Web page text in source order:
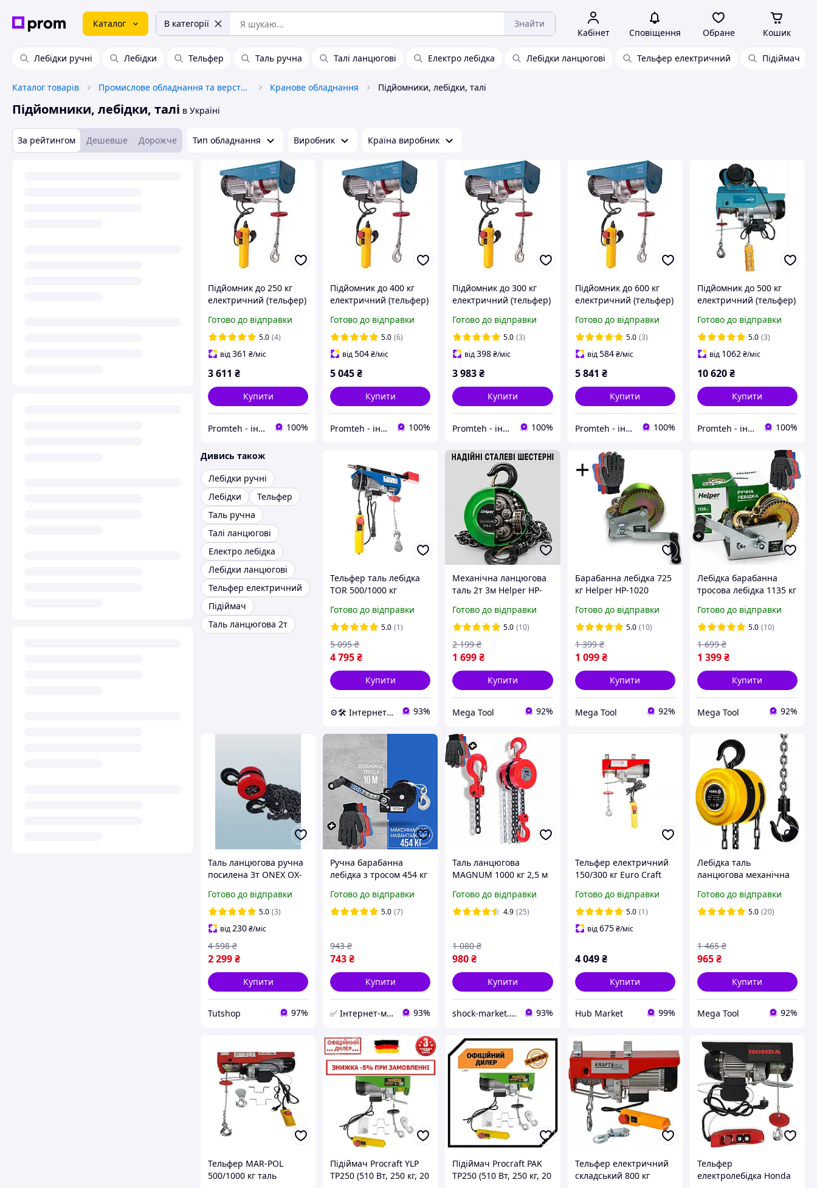
Каталог В категорії Знайти
Кабінет Сповіщення Обране Кошик
Лебідки ручні Лебідки Тельфер Таль ручна Талі ланцюгові Електро лебідка Лебідки ланцюгові Тельфер електричний Підіймач
Каталог товарів Промислове обладнання та верстати Кранове обладнання Підйомники, лебідки, талі
Підйомники, лебідки, талі в Україні
За рейтингом Дешевше Дорожче Тип обладнання Виробник Країна виробник
Підйомник до 250 кг
електричний (тельфер)
125/250
Готово до відправки
5.0 (4)
від361 ₴/міс
3 611 ₴
Купити
Promteh - інтернет-магазин 100%
Підйомник до 400 кг
електричний (тельфер)
Готово до відправки
5.0 (6)
від504₴/міс
5 045₴
Купити
Promteh - інтернет-магазин 100%
Підйомник до 300 кг
електричний (тельфер)
Готово до відправки
5.0 (3)
від398₴/міс
3 983₴
Купити
Promteh - інтернет-магазин 100%
Підйомник до 600 кг
електричний (тельфер)
300/600
Готово до відправки
5.0 (3)
від584 ₴/міс
5 841 ₴
Купити
Promteh - інтернет-магазин 100%
Підйомник до 500 кг
електричний (тельфер)
250/500 (з саморушним
візком)
Готово до відправки
5.0 (3)
від 1062₴/міс
10 620₴
Купити
Promteh - інтернет-магазин 100%
Дивись також
Лебідки ручні
Лебідки
Тельфер
Таль ручна
Талі ланцюгові
Електро лебідка
Лебідки ланцюгові
Тельфер електричний
Підіймач
Таль ланцюгова 2т
Тельфер таль лебідка
TOR 500/1000 кг
Готово до відправки
5.0 (1)
4 795₴
5 095 ₴
Купити
⚙️🛠 Інтернет-магазин ALORA 93%
Механічна ланцюгова
таль 2т 3м Helper HP-
промислова будівельні
підйомники
Готово до відправки
5.0 (10)
1 699₴
2 199 ₴
Купити
Mega Tool 92%
Барабанна лебідка 725
кг Helper HP-1020
лебідка механічний
підйомник
Готово до відправки
5.0 (10)
1 099 ₴
1 399 ₴
Купити
Mega Tool 92%
Лебідка барабанна
тросова лебідка 1135 кг
механічна важільна
лебідка
Готово до відправки
5.0 (10)
1 399₴
1 699 ₴
Купити
Mega Tool 92%
Таль ланцюгова ручна
посилена 3т ONEX OX-
ланцюгової ручної
Лебідки підіймальні
Готово до відправки
5.0 (3)
від 230₴/міс
2 299₴
4 598 ₴
Купити
Tutshop 97%
Ручна барабанна
лебідка з тросом 454 кг
лебідка важільний
підйомник тягова
Готово до відправки
5.0 (7)
743₴
943 ₴
Купити
✅ Інтернет-магазин ➤INT-Tool 93%
Таль ланцюгова
MAGNUM 1000 кг 2,5 м
лебідка
Готово до відправки
4.9 (25)
980₴
1 080 ₴
Купити
shock-market.in.ua 93%
Тельфер електричний
150/300 кг Euro Craft
Готово до відправки
5.0 (1)
від675 ₴/міс
4 049 ₴
Купити
Hub Market 99%
Лебідка таль
ланцюгова механічна
підйому 2.5 м
Готово до відправки
5.0 (20)
965₴
1 465 ₴
Купити
Mega Tool 92%
Тельфер MAR-POL
500/1000 кг таль
Підіймач Procraft YLP
TP250 (510 Вт, 250 кг, 20
Підіймач Procraft PAK
TP250 (510 Вт, 250 кг, 20
Тельфер електричний
складський 800 кг
Тельфер
електролебідка Honda